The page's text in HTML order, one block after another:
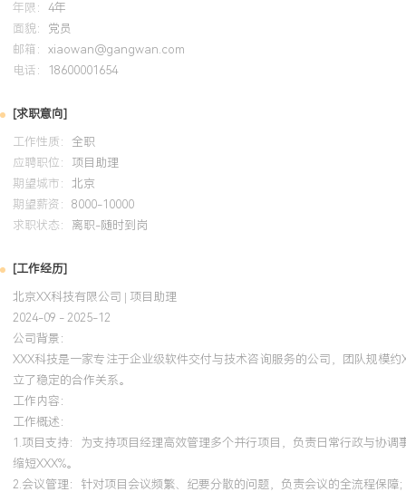
年限： 4年
面貌： 党员
邮箱： xiaowan@gangwan.com
电话：
18600001654
[求职意向]
工作性质： 全职
应聘职位： 项目助理
期望城市： 北京
期望薪资： 8000-10000
求职状态： 离职-随时到岗
[工作经历]
北京XX科技有限公司 | 项目助理
2024-09 - 2025-12
公司背景：
XXX科技是一家专注于企业级软件交付与技术咨询服务的公司，团队规模
立了稳定的合作关系。
工作内容：
工作概述：
1.项目支持：为支持项目经理高效管理多个并行项目，负责日常行政与协
缩短XXX%。
2.会议管理：针对项目会议频繁、纪要分散的问题，负责会议的全流程保